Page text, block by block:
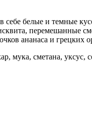
себе белые и темные
перемешанные
ананаса и грецких
мука, сметана, уксус,